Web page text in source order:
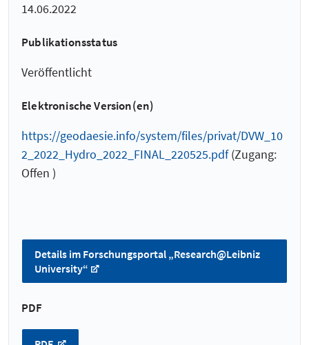
14.06.2022
Publikationsstatus
Veröffentlicht
Elektronische Version(en)
https://geodaesie.info/system/files/privat/DVW_10
2_2022_Hydro_2022_FINAL_220525.pdf(Zugang:
Offen )
Details im Forschungsportal „Research@Leibniz
University“
PDF